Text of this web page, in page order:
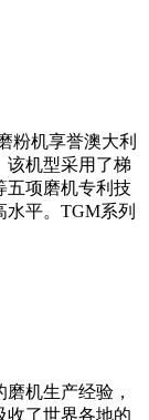
粉机享誉澳大利
该机型采用了梯
五项磨机专利技
平。TGM系列
机生产经验，
收了世界各地的